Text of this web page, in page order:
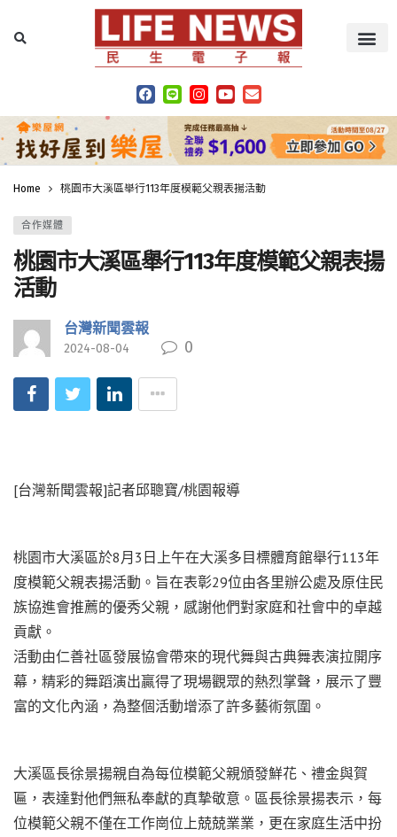
Home 桃園市大溪區舉行113年度模範父親表揚活動
合作媒體
桃園市大溪區舉行113年度模範父親表揚
活動
台灣新聞雲報
2024-08-04 0
[台灣新聞雲報]記者邱聰寶/桃園報導
桃園市大溪區於8月3日上午在大溪多目標體育館舉行113年
度模範父親表揚活動。旨在表彰29位由各里辦公處及原住民
族協進會推薦的優秀父親，感謝他們對家庭和社會中的卓越
貢獻。
活動由仁善社區發展協會帶來的現代舞與古典舞表演拉開序
幕，精彩的舞蹈演出贏得了現場觀眾的熱烈掌聲，展示了豐
富的文化內涵，為整個活動增添了許多藝術氛圍。
大溪區長徐景揚親自為每位模範父親頒發鮮花、禮金與賀
匾，表達對他們無私奉獻的真摯敬意。區長徐景揚表示，每
位模範父親不僅在工作崗位上兢兢業業，更在家庭生活中扮